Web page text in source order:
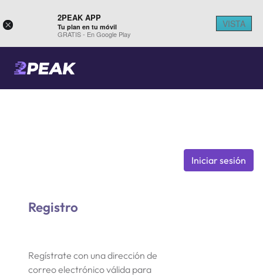
×
2PEAK APP
Tu plan en tu móvil
GRATIS - En Google Play
VISTA
Iniciar sesión
Registro
Regístrate con una dirección de
correo electrónico válida para